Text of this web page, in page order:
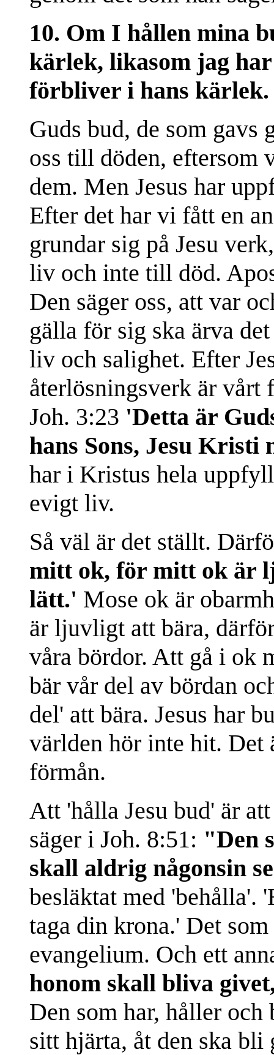
10. Om I hållen mina
kärlek, likasom jag
förbliver i hans
Guds bud, de som gavs
oss till döden, eftersom
dem. Men Jesus har
Efter det har vi fått en
grundar sig på Jesu
liv och inte till död.
Den säger oss, att var
gälla för sig ska ärva
liv och salighet. Efter
återlösningsverk är vårt
Joh. 3:23 'Detta är
hans Sons, Jesu Kristi
har i Kristus hela
evigt liv.
Så väl är det ställt.
mitt ok, för mitt ok är
lätt.' Mose ok är
är ljuvligt att bära,
våra bördor. Att gå i ok
bär vår del av bördan
del' att bära. Jesus har
världen hör inte hit. Det
förmån.
Att 'hålla Jesu bud' är
säger i Joh. 8:51: "Den
skall aldrig någonsin
besläktat med 'behålla'.
taga din krona.' Det
evangelium. Och ett
honom skall bliva
Den som har, håller
sitt hjärta, åt den ska